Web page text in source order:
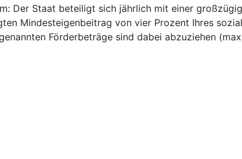
Der Staat beteiligt sich jährlich mit einer
Mindesteigenbeitrag von vier Prozent Ihres
Förderbeträge sind dabei abzuziehen